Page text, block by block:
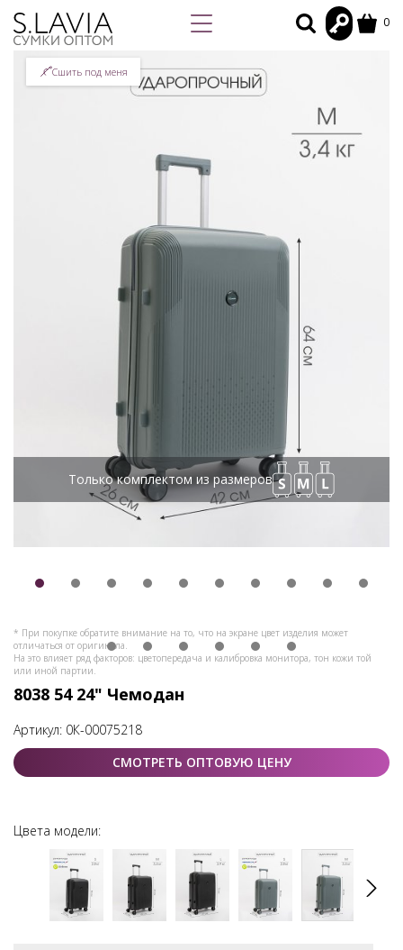
0
Только комплектом из размеров
* При покупке обратите внимание на то, что на экране цвет изделия может
отличаться от оригинала.
На это влияет ряд факторов: цветопередача и калибровка монитора, тон кожи той
или иной партии.
Сшить под меня
8038 54 24" Чемодан
Артикул: 0К-00075218
СМОТРЕТЬ ОПТОВУЮ ЦЕНУ
Цвета модели: